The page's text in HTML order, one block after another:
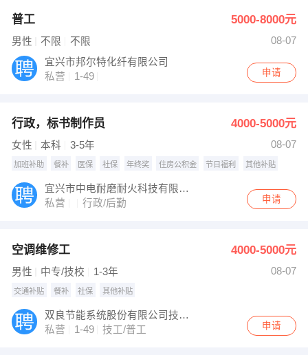
普工 5000-8000元
男性 不限 不限
08-07
宜兴市邦尔特化纤有限公司
私营
1-49 申请
行政，标书制作员 4000-5000元
女性 本科 3-5年 08-07
加班补助 餐补 医保 社保 年终奖 住房公积金 节日福利 其他补贴
宜兴市中电耐磨耐火科技有限公司
私营
行政/后勤 申请
空调维修工 4000-5000元
男性 中专/技校 1-3年 08-07
交通补贴 餐补 社保 其他补贴
双良节能系统股份有限公司技术服务分公司
私营
1-49 技工/普工 申请